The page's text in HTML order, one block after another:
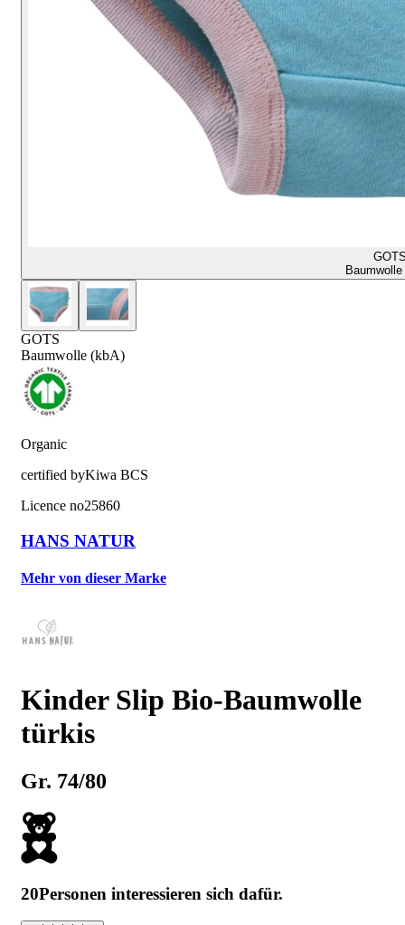
GOTS
Baumwolle (kbA)
Organic
certified byKiwa BCS
Licence no25860
HANS NATUR
Mehr von dieser Marke
Kinder Slip Bio-Baumwolle
türkis
Gr. 74/80
20Personen interessieren sich dafür.